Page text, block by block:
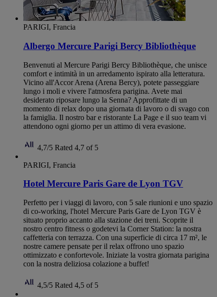
PARIGI, Francia
Albergo Mercure Parigi Bercy Bibliothèque
Benvenuti al Mercure Parigi Bercy Bibliothèque, che unisce
comfort e intimità in un arredamento ispirato alla letteratura.
Vicino all'Accor Arena (Arena Bercy), potete passeggiare
lungo i moli e vivere l'atmosfera parigina. Avete mai
desiderato riposare lungo la Senna? Approfittate di un
momento di relax dopo una giornata di lavoro o di svago con
la famiglia. Il nostro bar e ristorante La Page e il suo team vi
attendono ogni giorno per un attimo di vera evasione.
4,7/5 Rated 4,7 of 5
PARIGI, Francia
Hotel Mercure Paris Gare de Lyon TGV
Perfetto per i viaggi di lavoro, con 5 sale riunioni e uno spazio
di co-working, l'hotel Mercure Paris Gare de Lyon TGV è
situato proprio accanto alla stazione dei treni. Scoprite il
nostro centro fitness o godetevi la Corner Station: la nostra
caffetteria con terrazza. Con una superficie di circa 17 m², le
nostre camere pensate per il relax offrono uno spazio
ottimizzato e confortevole. Iniziate la vostra giornata parigina
con la nostra deliziosa colazione a buffet!
4,5/5 Rated 4,5 of 5